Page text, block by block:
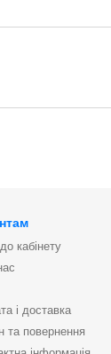
кабінету
і доставка
та повернення